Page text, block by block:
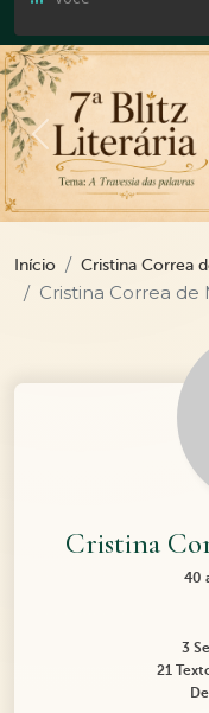
Previous
Início Cristina Correa
Cristina Correa de
Cristina
40
3
21